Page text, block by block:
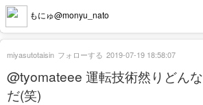
もにゅ@monyu_nato
@tyomateee 運転技術然りどん
だ(笑)
miyasutotaisin フォローする 2019-07-19 18:58:07